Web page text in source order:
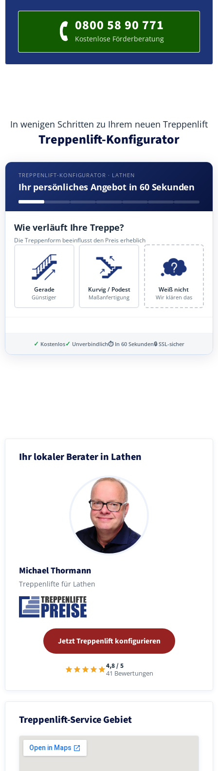
0800 58 90 771
Kostenlose Förderberatung
In wenigen Schritten zu Ihrem neuen Treppenlift
Treppenlift-Konfigurator
TREPPENLIFT-KONFIGURATOR · LATHEN
Ihr persönliches Angebot in 60 Sekunden
Wie verläuft Ihre Treppe?
Die Treppenform beeinflusst den Preis erheblich
Gerade
Günstiger
Kurvig / Podest
Maßanfertigung
Weiß nicht
Wir klären das
✓ Kostenlos✓ Unverbindlich⏱ In 60 Sekunden🔒 SSL-sicher
Ihr lokaler Berater in Lathen
Michael Thormann
Treppenlifte für Lathen
Jetzt Treppenlift konfigurieren
4,8 / 5
41 Bewertungen
Treppenlift-Service Gebiet